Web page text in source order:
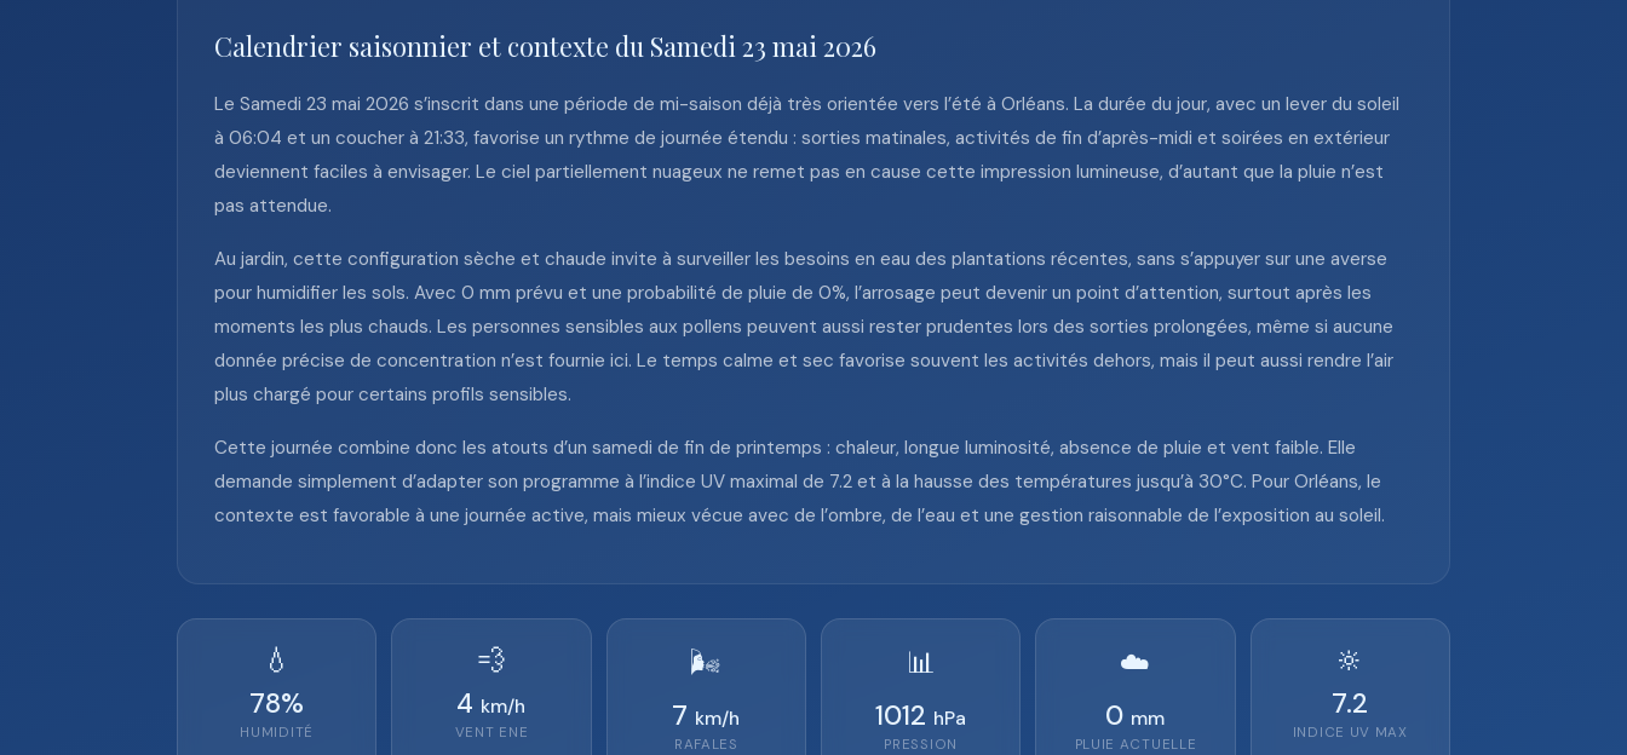
Calendrier saisonnier et contexte du Samedi 23 mai 2026
Le Samedi 23 mai 2026 s’inscrit dans une période de mi-saison déjà très orientée vers l’été à Orléans. La durée du jour, avec un lever du soleil
à 06:04 et un coucher à 21:33, favorise un rythme de journée étendu : sorties matinales, activités de fin d’après-midi et soirées en extérieur
deviennent faciles à envisager. Le ciel partiellement nuageux ne remet pas en cause cette impression lumineuse, d’autant que la pluie n’est
pas attendue.
Au jardin, cette configuration sèche et chaude invite à surveiller les besoins en eau des plantations récentes, sans s’appuyer sur une averse
pour humidifier les sols. Avec 0 mm prévu et une probabilité de pluie de 0%, l’arrosage peut devenir un point d’attention, surtout après les
moments les plus chauds. Les personnes sensibles aux pollens peuvent aussi rester prudentes lors des sorties prolongées, même si aucune
donnée précise de concentration n’est fournie ici. Le temps calme et sec favorise souvent les activités dehors, mais il peut aussi rendre l’air
plus chargé pour certains profils sensibles.
Cette journée combine donc les atouts d’un samedi de fin de printemps : chaleur, longue luminosité, absence de pluie et vent faible. Elle
demande simplement d’adapter son programme à l’indice UV maximal de 7.2 et à la hausse des températures jusqu’à 30°C. Pour Orléans, le
contexte est favorable à une journée active, mais mieux vécue avec de l’ombre, de l’eau et une gestion raisonnable de l’exposition au soleil.
💧
78%
HUMIDITÉ
💨
4 km/h
VENT ENE
🌬️
7 km/h
RAFALES
📊
1012 hPa
PRESSION
☁️
0 mm
PLUIE ACTUELLE
🔆
7.2
INDICE UV MAX